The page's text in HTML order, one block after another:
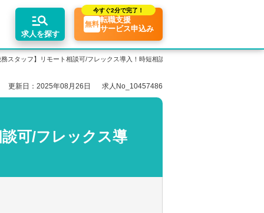
求人を探す
今すぐ2分で完了！
無料転職支援
サービス申込み
アアドバイザーの紹介
求人例
コンテンツ
転職成功ノウハウ
業界トピックス
税理士用語辞典
エリア別求人情報
関西
スタッフ】リモート相談可/フレックス導入！時短相談◎
更新日：2025年08月26日 求人No_10457486
可/フレックス導